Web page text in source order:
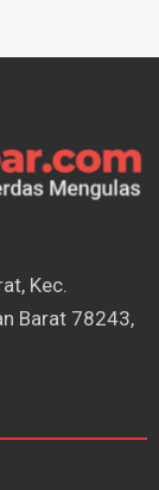
Kec.
Barat 78243,